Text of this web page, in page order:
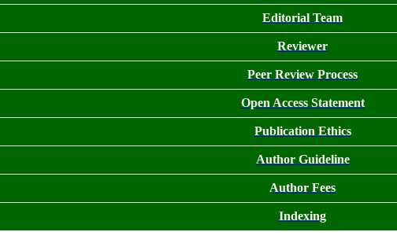
Editorial Team
Reviewer
Peer Review Process
Open Access Statement
Publication Ethics
Author Guideline
Author Fees
Indexing